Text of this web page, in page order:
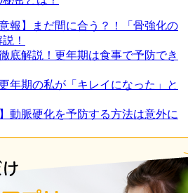
報】まだ間に合う？！「骨強化の
！
底解説！更年期は食事で予防でき
年期の私が「キレイになった」と
動脈硬化を予防する方法は意外に